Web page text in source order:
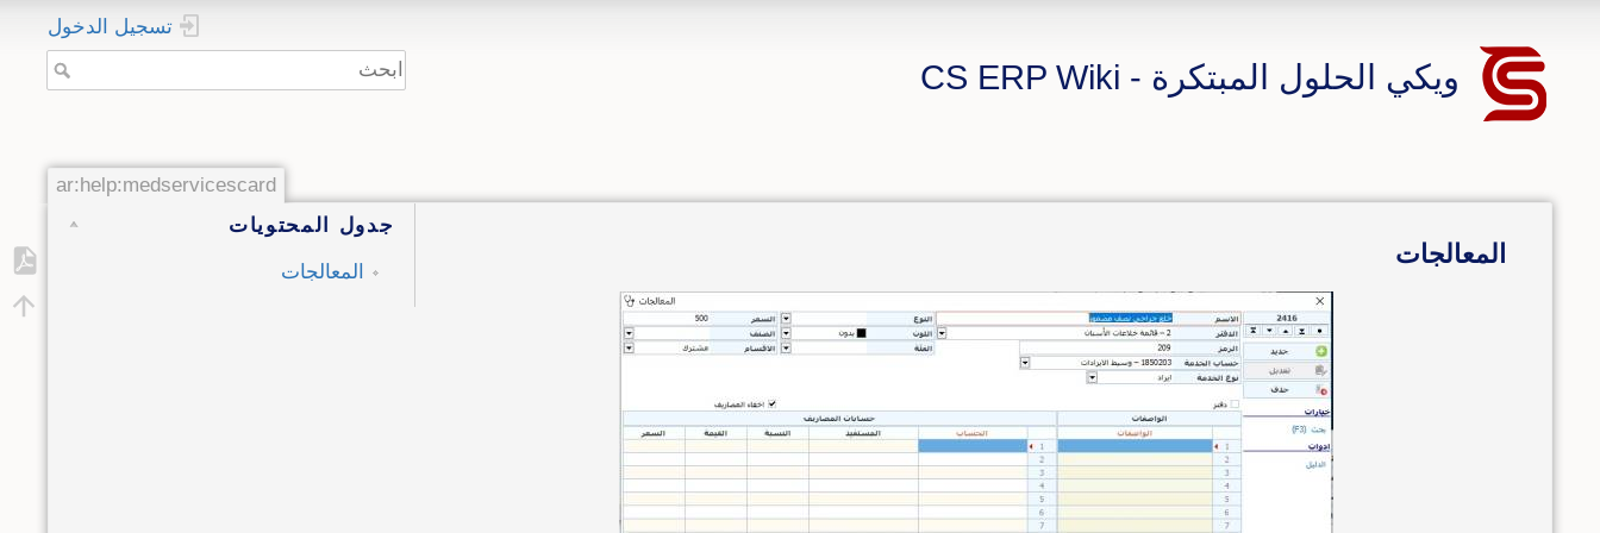
ويكي الحلول المبتكرة - CS ERP Wiki
تسجيل الدخول
ar:help:medservicescard
جدول المحتويات
المعالجات
المعالجات